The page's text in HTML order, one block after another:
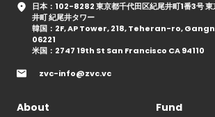
日本：102-8282 東京都千代田区紀尾井町1番3号 東
井町 紀尾井タワー
韓国：2F, AP Tower, 218, Teheran-ro,
06221
米国：2747 19th St San Francisco CA 94110
zvc-info@zvc.vc
About Fund